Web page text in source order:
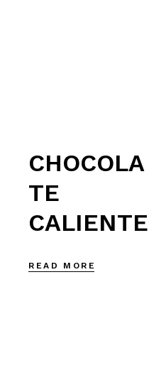
CHOCOLA
TE
CALIENTE
READ MORE